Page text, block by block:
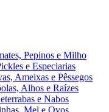
Pepinos e Milho
e Especiarias
Ameixas e Pêssegos
Alhos e Raízes
e Nabos